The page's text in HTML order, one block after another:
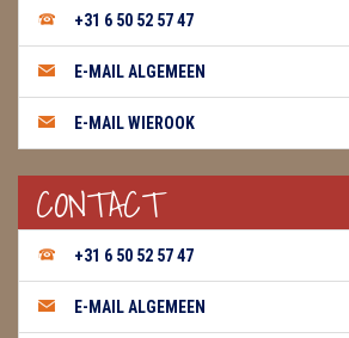
+31 6 50 52 57 47
E-MAIL ALGEMEEN
E-MAIL WIEROOK
CONTACT
+31 6 50 52 57 47
E-MAIL ALGEMEEN